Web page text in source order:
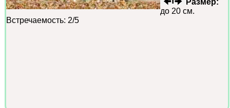
до 20 см.
Встречаемость: 2/5